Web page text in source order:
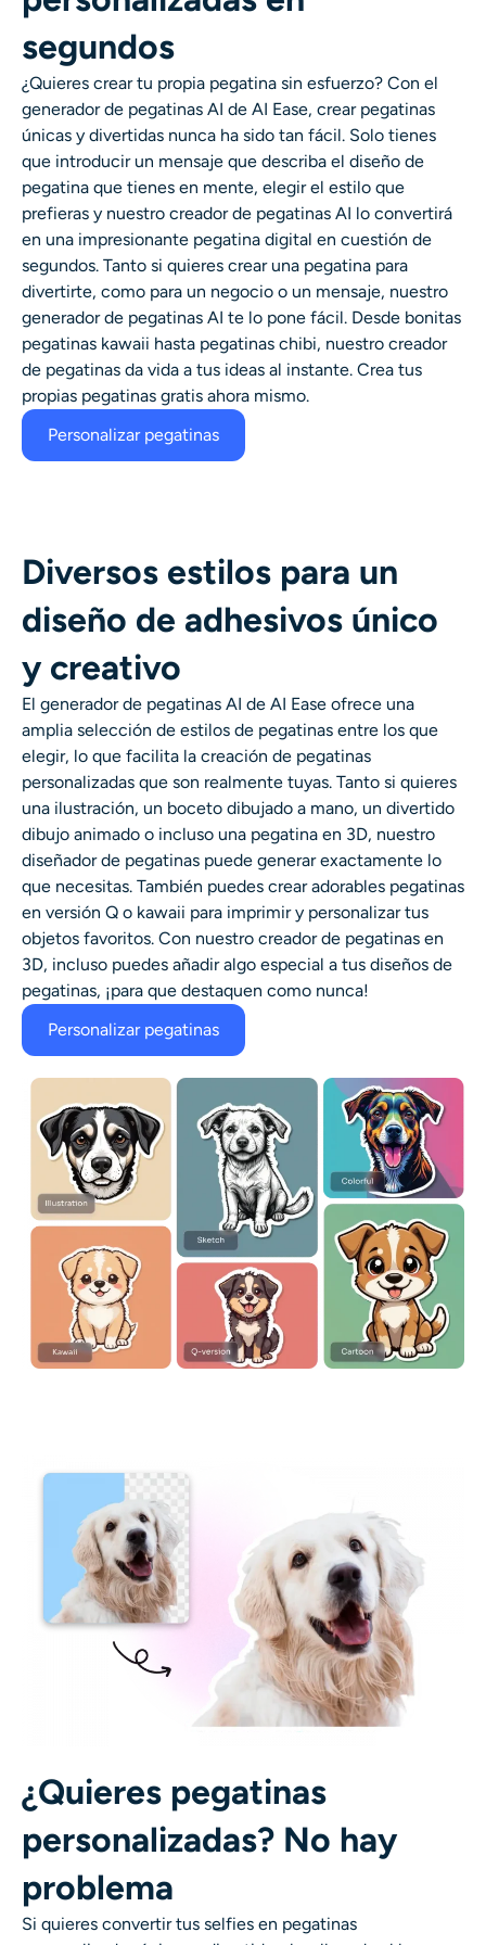
Generador de disparos a la cabeza con IA
Creador de fotos de pasaporte
Herramientas de video
Efectos de video
Potenciador de video
Quitar marca de agua de video
segundos
¿Quieres crear tu propia pegatina sin esfuerzo? Con el
generador de pegatinas AI de AI Ease, crear pegatinas
únicas y divertidas nunca ha sido tan fácil. Solo tienes
que introducir un mensaje que describa el diseño de
pegatina que tienes en mente, elegir el estilo que
prefieras y nuestro creador de pegatinas AI lo convertirá
en una impresionante pegatina digital en cuestión de
segundos. Tanto si quieres crear una pegatina para
divertirte, como para un negocio o un mensaje, nuestro
generador de pegatinas AI te lo pone fácil. Desde bonitas
pegatinas kawaii hasta pegatinas chibi, nuestro creador
de pegatinas da vida a tus ideas al instante. Crea tus
propias pegatinas gratis ahora mismo.
Personalizar pegatinas
Diversos estilos para un
diseño de adhesivos único
y creativo
El generador de pegatinas AI de AI Ease ofrece una
amplia selección de estilos de pegatinas entre los que
elegir, lo que facilita la creación de pegatinas
personalizadas que son realmente tuyas. Tanto si quieres
una ilustración, un boceto dibujado a mano, un divertido
dibujo animado o incluso una pegatina en 3D, nuestro
diseñador de pegatinas puede generar exactamente lo
que necesitas. También puedes crear adorables pegatinas
en versión Q o kawaii para imprimir y personalizar tus
objetos favoritos. Con nuestro creador de pegatinas en
3D, incluso puedes añadir algo especial a tus diseños de
pegatinas, ¡para que destaquen como nunca!
Personalizar pegatinas
¿Quieres pegatinas
personalizadas? No hay
problema
Si quieres convertir tus selfies en pegatinas